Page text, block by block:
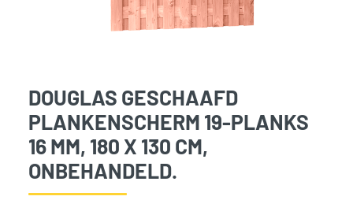
DOUGLAS GESCHAAFD
PLANKENSCHERM 19-PLANKS
16 MM, 180 X 130 CM,
ONBEHANDELD.